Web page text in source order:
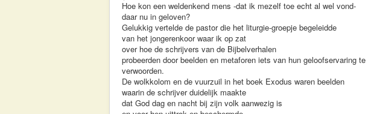
Hoe kon een weldenkend mens -dat ik mezelf toe echt al wel vond-
daar nu in geloven?
Gelukkig vertelde de pastor die het liturgie-groepje begeleidde
van het jongerenkoor waar ik op zat
over hoe de schrijvers van de Bijbelverhalen
probeerden door beelden en metaforen iets van hun geloofservaring te
verwoorden.
De wolkkolom en de vuurzuil in het boek Exodus waren beelden
waarin de schrijver duidelijk maakte
dat God dag en nacht bij zijn volk aanwezig is